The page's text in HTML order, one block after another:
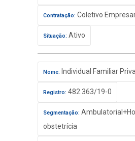
Contratação: Coletivo
Situação: Ativo
Nome: Individual Familiar
Registro: 482.363/19-0
Segmentação:
obstetrícia